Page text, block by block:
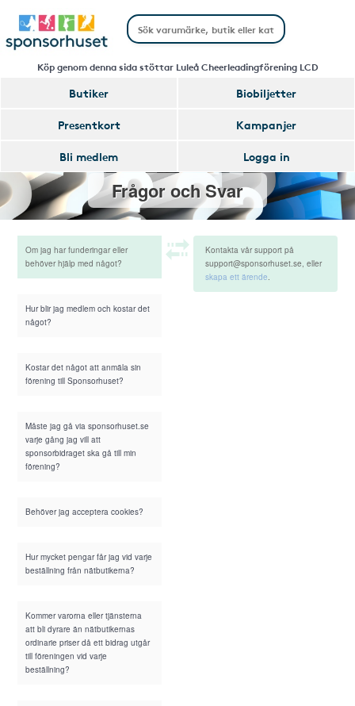
Köp genom denna sida stöttar Luleå Cheerleadingförening LCD
Butiker
Biobiljetter
Presentkort
Kampanjer
Bli medlem
Logga in
Frågor och Svar
Om jag har funderingar eller
behöver hjälp med något?
Hur blir jag medlem och kostar det
något?
Kostar det något att anmäla sin
förening till Sponsorhuset?
Måste jag gå via sponsorhuset.se
varje gång jag vill att
sponsorbidraget ska gå till min
förening?
Behöver jag acceptera cookies?
Hur mycket pengar får jag vid varje
beställning från nätbutikerna?
Kommer varorna eller tjänsterna
att bli dyrare än nätbutikernas
ordinarie priser då ett bidrag utgår
till föreningen vid varje
beställning?
Kontakta vår support på
support@sponsorhuset.se, eller
skapa ett ärende.